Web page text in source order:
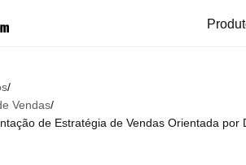
/
Vendas/
de Estratégia de Vendas Orientada por